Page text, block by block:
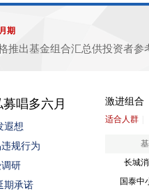
期
推出基金组合汇总供投资者参
唱多六月
遐想
规行为
研
期承诺
激进组合
适合人群
长城
国泰中